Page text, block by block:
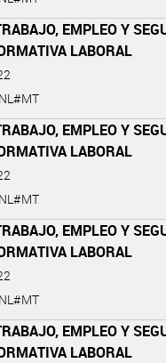
EMPLEO Y
LABORAL
EMPLEO Y
LABORAL
EMPLEO Y
LABORAL
EMPLEO Y
LABORAL